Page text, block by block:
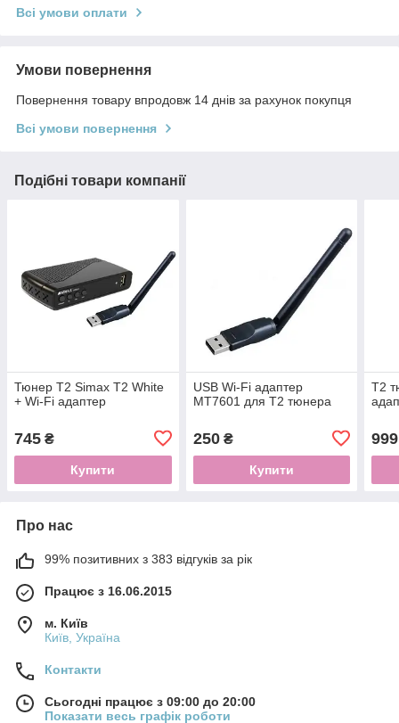
Всі умови оплати
Умови повернення
Повернення товару впродовж 14 днів за рахунок покупця
Всі умови повернення
Подібні товари компанії
Тюнер Т2 Simax T2 White
+ Wi-Fi адаптер
745 ₴
Купити
USB Wi-Fi адаптер
MT7601 для Т2 тюнера
250₴
Купити
Т2
999
Про нас
99% позитивних з 383 відгуків за рік
Працює з 16.06.2015
м. Київ
Київ, Україна
Контакти
Сьогодні працює з 09:00 до 20:00
Показати весь графік роботи